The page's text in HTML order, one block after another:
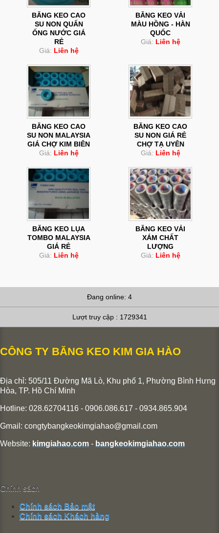
BĂNG KEO CAO
SU NON QUẤN
ỐNG NƯỚC GIÁ
RẺ
Giá: Liên hệ
BĂNG KEO VẢI
MÀU HỒNG - HÀN
QUỐC
Giá: Liên hệ
BĂNG KEO CAO
SU NON MALAYSIA
GIÁ CHỢ KIM BIÊN
Giá: Liên hệ
BĂNG KEO CAO
SU NON GIÁ RẺ
CHỢ TẠ UYÊN
Giá: Liên hệ
BĂNG KEO LỤA
TOMBO MALAYSIA
GIÁ RẺ
Giá: Liên hệ
BĂNG KEO VẢI
XÁM CHẤT
LƯỢNG
Giá: Liên hệ
Đang online: 4
Lượt truy cập : 1729341
CÔNG TY BĂNG KEO KIM GIA HÀO
Địa chỉ: 505/11 Đường Mã Lò, Khu phố 1, Phường Bình Hưng
Hòa, TP. Hồ Chí Minh
Hotline: 028.62704116 - 0906.086.617 - 0934.865.904
Gmail: congtybangkeokimgiahao@gmail.com
Website: kimgiahao.com - bangkeokimgiahao.com
Chính sách
Chính sách Bảo mật
Chính sách Khách hàng